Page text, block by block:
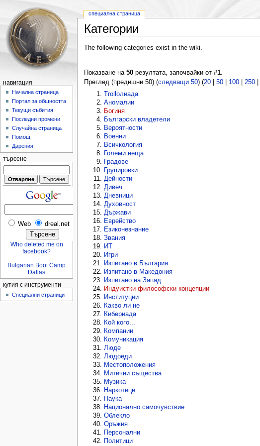
Категории
The following categories exist in the wiki.
Показване на 50резултата, започвайки от #1.
Преглед (предишни 50) (следващи 50) (20| 50| 100| 250|
Trollолиада
Аномалии
Богиня
Български владетели
Вероятности
Военни
Всичкология
Големи неща
Градове
Групировки
Дейности
Дивеч
Дневници
Духовност
Държави
Еврейство
Езиконезнание
Звания
ИТ
Игри
Изпитано в България
Изпитано в Македония
Изпитано на Запад
Индуистки философски концепции
Институции
Какво ли не
Кибериада
Кой кого...
Компании
Комуникация
Люде
Людоеди
Местоположения
Митични същества
Музика
Наркотици
Наука
Национално самочувствие
Облекло
Оръжия
Персонални
Политици
специална страница
навигация
Начална страница
Портал за общността
Текущи събития
Последни промени
Случайна страница
Помощ
Дарения
търсене
Web dreal.net
Who deleted me on
facebook?
Bulgarian Boot Camp
Dallas
кутия с инструменти
Специални страници